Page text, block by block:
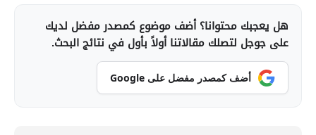
هل يعجبك محتوانا؟ أضف موضوع كمصدر مفضل لديك
على جوجل لتصلك مقالاتنا أولاً بأول في نتائج البحث.
أضف كمصدر مفضل على Google